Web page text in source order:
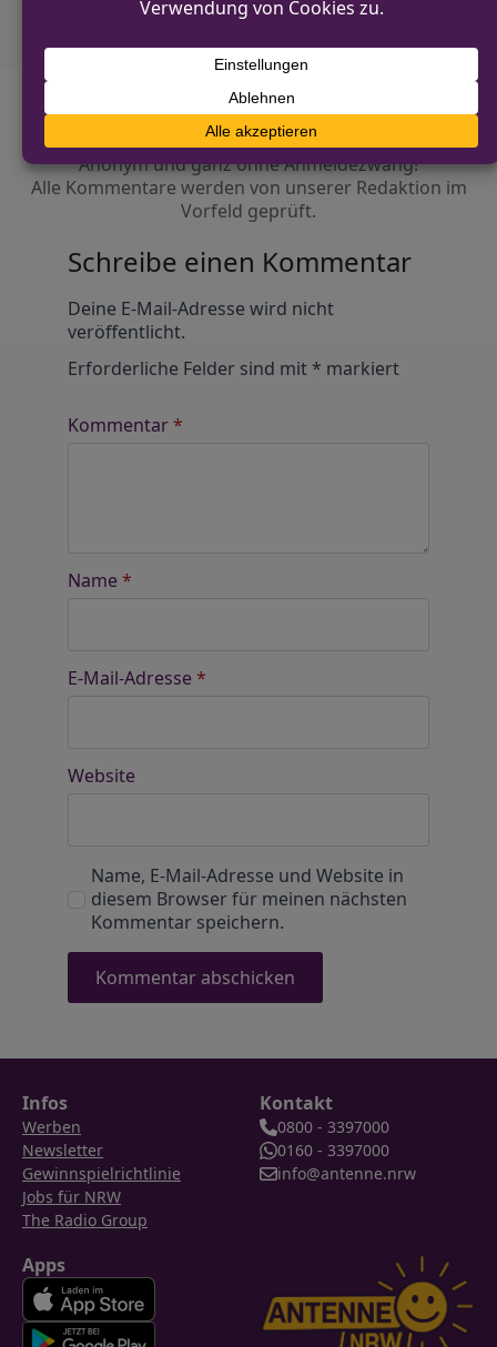
Diskutiere mit!
Anonym und ganz ohne Anmeldezwang!
Alle Kommentare werden von unserer Redaktion im
Vorfeld geprüft.
Schreibe einen Kommentar
Deine E-Mail-Adresse wird nicht
veröffentlicht.
Erforderliche Felder sind mit* markiert
Kommentar*
Name *
E-Mail-Adresse *
Website
Name, E-Mail-Adresse und Website in
diesem Browser für meinen nächsten
Kommentar speichern.
Infos
Werben
Newsletter
Gewinnspielrichtlinie
Jobs für NRW
The Radio Group
Kontakt
0800 - 3397000
0160 - 3397000
info@antenne.nrw
Apps